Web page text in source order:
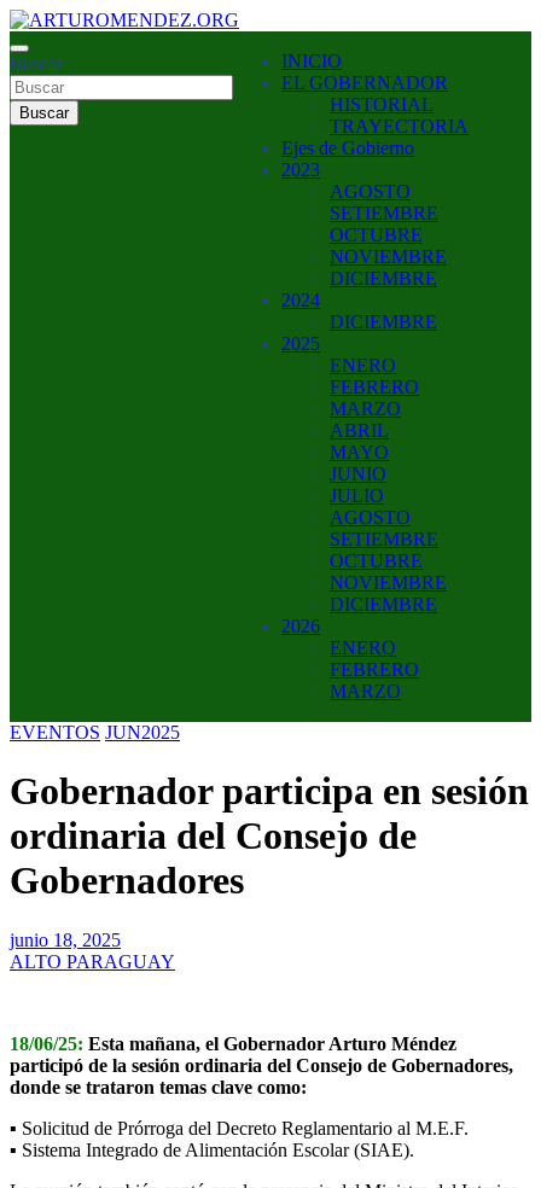
Saltar
al
contenido
ARTUROMENDEZ.ORG
ARTURO MENDEZ GOBERNADOR 2023
Buscar
Buscar
INICIO
EL GOBERNADOR
HISTORIAL
TRAYECTORIA
Ejes de Gobierno
2023
AGOSTO
SETIEMBRE
OCTUBRE
NOVIEMBRE
DICIEMBRE
2024
DICIEMBRE
2025
ENERO
FEBRERO
MARZO
ABRIL
MAYO
JUNIO
JULIO
AGOSTO
SETIEMBRE
OCTUBRE
NOVIEMBRE
DICIEMBRE
2026
ENERO
FEBRERO
MARZO
EVENTOS JUN2025
Gobernador participa en sesión
ordinaria del Consejo de
Gobernadores
junio 18, 2025
ALTO PARAGUAY
18/06/25: Esta mañana, el Gobernador Arturo Méndez
participó de la sesión ordinaria del Consejo de Gobernadores,
donde se trataron temas clave como:
▪️ Solicitud de Prórroga del Decreto Reglamentario al M.E.F.
▪️ Sistema Integrado de Alimentación Escolar (SIAE).